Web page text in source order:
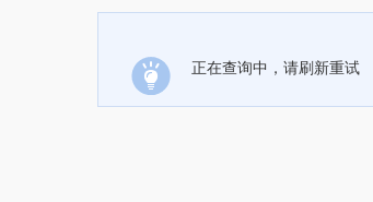
正在查询中，请刷新重试